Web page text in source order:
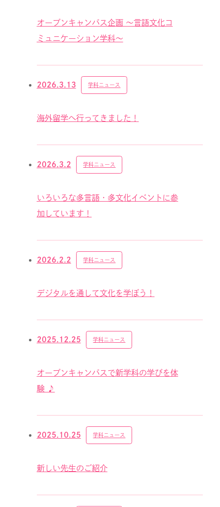
オープンキャンパス企画 〜言語文化コ
ミュニケーション学科〜
海外留学へ行ってきました！
2026.3.13 学科ニュース
いろいろな多言語・多文化イベントに参
加しています！
2026.3.2 学科ニュース
デジタルを通して文化を学ぼう！
2026.2.2 学科ニュース
オープンキャンパスで新学科の学びを体
験 ♪
2025.12.25 学科ニュース
新しい先生のご紹介
2025.10.25 学科ニュース